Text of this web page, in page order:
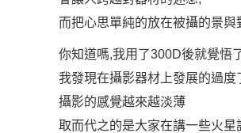
而把心思單純的放在被攝的景與
你知道嗎,我用了300D後就覺悟
我發現在攝影器材上發展的過度
攝影的感覺越來越淡薄
取而代之的是大家在講一些火星